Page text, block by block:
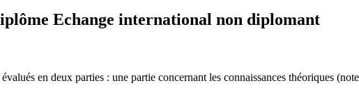
Echange international non diplomant
en deux parties : une partie concernant les connaissances théoriques